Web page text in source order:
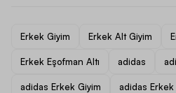
Erkek Giyim Erkek Alt Giyim
Erkek Eşofman Altı adidas
adidas Erkek Giyim adidas Erkek